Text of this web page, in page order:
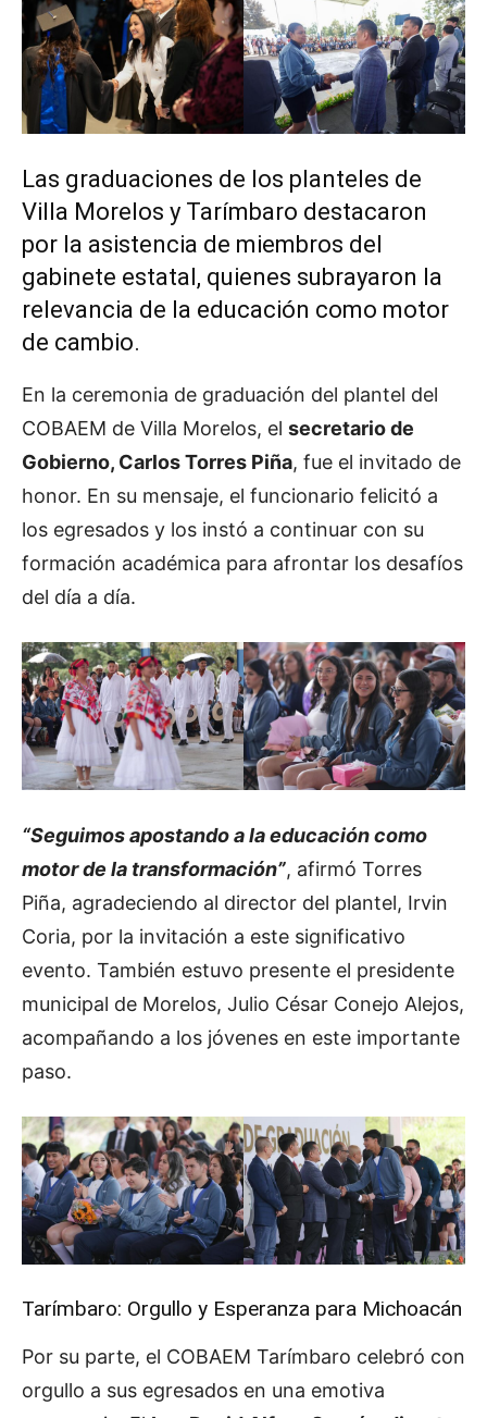
Las graduaciones de los planteles de
Villa Morelos y Tarímbaro destacaron
por la asistencia de miembros del
gabinete estatal, quienes subrayaron la
relevancia de la educación como motor
de cambio.
En la ceremonia de graduación del plantel del
COBAEM de Villa Morelos, el secretario de
Gobierno, Carlos Torres Piña, fue el invitado de
honor. En su mensaje, el funcionario felicitó a
los egresados y los instó a continuar con su
formación académica para afrontar los desafíos
del día a día.
“Seguimos apostando a la educación como
motor de la transformación”, afirmó Torres
Piña, agradeciendo al director del plantel, Irvin
Coria, por la invitación a este significativo
evento. También estuvo presente el presidente
municipal de Morelos, Julio César Conejo Alejos,
acompañando a los jóvenes en este importante
paso.
Tarímbaro: Orgullo y Esperanza para Michoacán
Por su parte, el COBAEM Tarímbaro celebró con
orgullo a sus egresados en una emotiva